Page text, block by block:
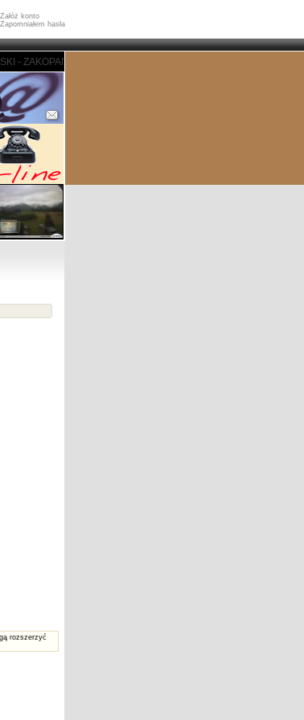
Załóż konto
Zapomniałem hasła
- PORTAL ZAKOPIASKI - ZAKOPANE - PORTAL ZAKOPIASKI -
rozszerzyć